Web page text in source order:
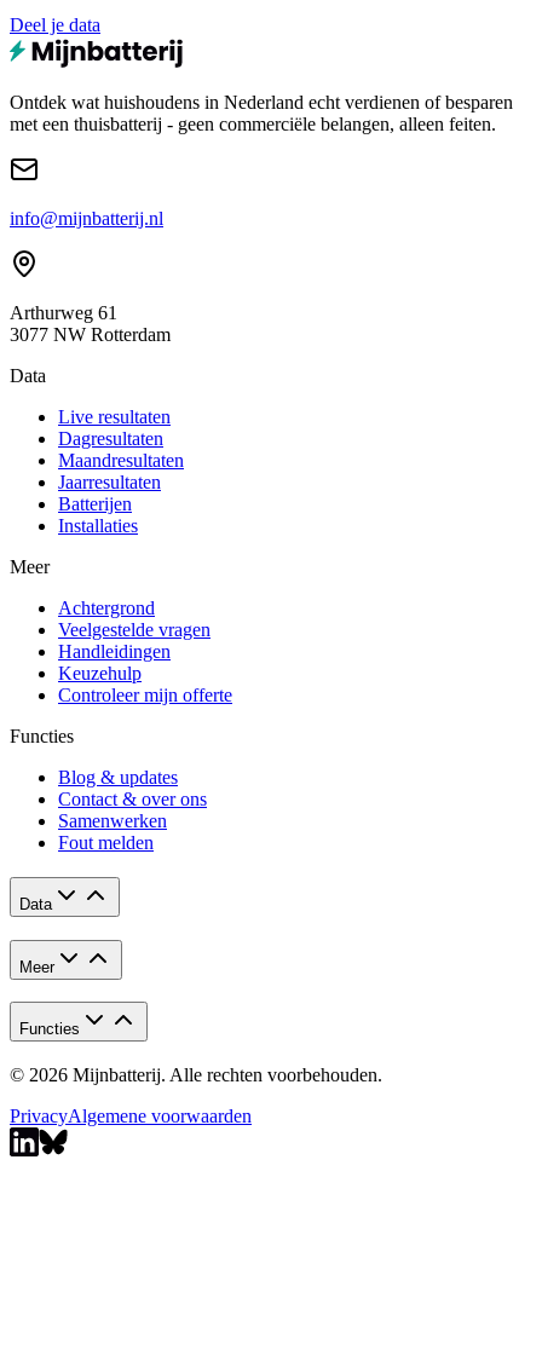
Deel je data
Ontdek wat huishoudens in Nederland echt verdienen of besparen
met een thuisbatterij - geen commerciële belangen, alleen feiten.
info@mijnbatterij.nl
Arthurweg 61
3077 NW Rotterdam
Data
Live resultaten
Dagresultaten
Maandresultaten
Jaarresultaten
Batterijen
Installaties
Meer
Achtergrond
Veelgestelde vragen
Handleidingen
Keuzehulp
Controleer mijn offerte
Functies
Blog & updates
Contact & over ons
Samenwerken
Fout melden
Data
Meer
Functies
© 2026 Mijnbatterij. Alle rechten voorbehouden.
PrivacyAlgemene voorwaarden